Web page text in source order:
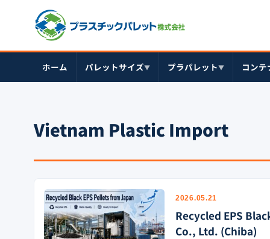
ホーム パレットサイズ▼ プラパレット▼ コンテ
Vietnam Plastic Import
2026.05.21
Recycled EPS
Co., Ltd. (Chiba)